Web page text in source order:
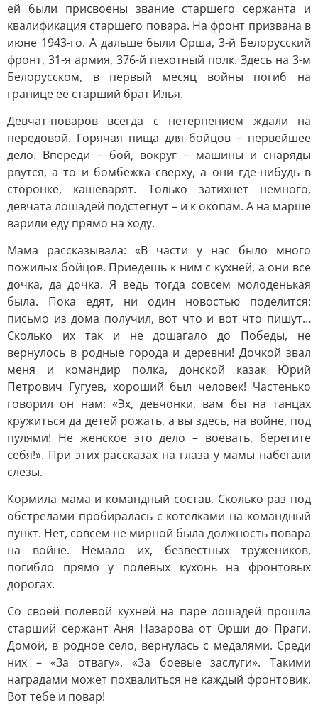
ей были присвоены звание старшего сержанта и
квалификация старшего повара. На фронт призвана в
июне 1943-го. А дальше были Орша, 3-й Белорусский
фронт, 31-я армия, 376-й пехотный полк. Здесь на 3-м
Белорусском, в первый месяц войны погиб на
границе ее старший брат Илья.
Девчат-поваров всегда с нетерпением ждали на
передовой. Горячая пища для бойцов – первейшее
дело. Впереди – бой, вокруг – машины и снаряды
рвутся, а то и бомбежка сверху, а они где-нибудь в
сторонке, кашеварят. Только затихнет немного,
девчата лошадей подстегнут – и к окопам. А на марше
варили еду прямо на ходу.
Мама рассказывала: «В части у нас было много
пожилых бойцов. Приедешь к ним с кухней, а они все
дочка, да дочка. Я ведь тогда совсем молоденькая
была. Пока едят, ни один новостью поделится:
письмо из дома получил, вот что и вот что пишут…
Сколько их так и не дошагало до Победы, не
вернулось в родные города и деревни! Дочкой звал
меня и командир полка, донской казак Юрий
Петрович Гугуев, хороший был человек! Частенько
говорил он нам: «Эх, девчонки, вам бы на танцах
кружиться да детей рожать, а вы здесь, на войне, под
пулями! Не женское это дело – воевать, берегите
себя!». При этих рассказах на глаза у мамы набегали
слезы.
Кормила мама и командный состав. Сколько раз под
обстрелами пробиралась с котелками на командный
пункт. Нет, совсем не мирной была должность повара
на войне. Немало их, безвестных тружеников,
погибло прямо у полевых кухонь на фронтовых
дорогах.
Со своей полевой кухней на паре лошадей прошла
старший сержант Аня Назарова от Орши до Праги.
Домой, в родное село, вернулась с медалями. Среди
них – «За отвагу», «За боевые заслуги». Такими
наградами может похвалиться не каждый фронтовик.
Вот тебе и повар!